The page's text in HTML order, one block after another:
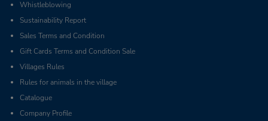
Whistleblowing
Sustainability Report
Sales Terms and Condition
Gift Cards Terms and Condition Sale
Villages Rules
Rules for animals in the village
Catalogue
Company Profile